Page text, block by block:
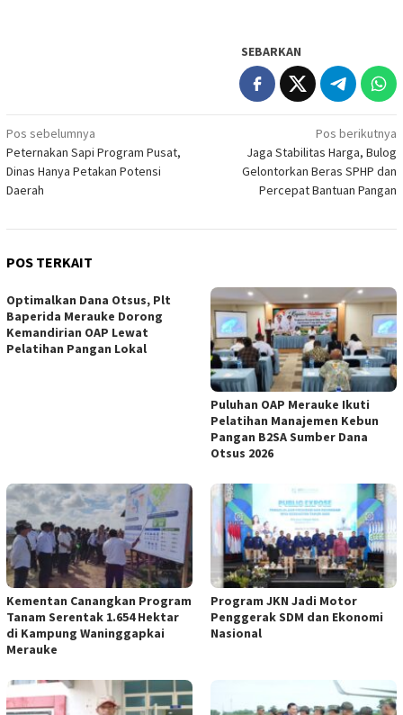
SEBARKAN
Navigasi
pos
Pos sebelumnya
Peternakan Sapi Program Pusat,
Dinas Hanya Petakan Potensi
Daerah
Pos berikutnya
Jaga Stabilitas Harga, Bulog
Gelontorkan Beras SPHP dan
Percepat Bantuan Pangan
POS TERKAIT
Optimalkan Dana Otsus, Plt
Baperida Merauke Dorong
Kemandirian OAP Lewat
Pelatihan Pangan Lokal
Puluhan OAP Merauke Ikuti
Pelatihan Manajemen Kebun
Pangan B2SA Sumber Dana
Otsus 2026
Kementan Canangkan Program
Tanam Serentak 1.654 Hektar
di Kampung Waninggapkai
Merauke
Program JKN Jadi Motor
Penggerak SDM dan Ekonomi
Nasional